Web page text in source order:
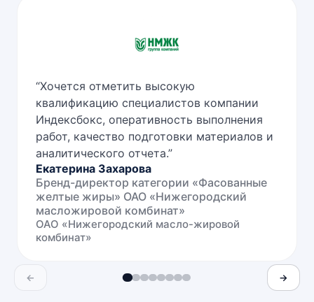
“Хочется отметить высокую
квалификацию специалистов компании
Индексбокс, оперативность выполнения
работ, качество подготовки материалов и
аналитического отчета.”
Екатерина Захарова
Бренд-директор категории «Фасованные
желтые жиры» ОАО «Нижегородский
масложировой комбинат»
ОАО «Нижегородский масло-жировой
комбинат»
← →